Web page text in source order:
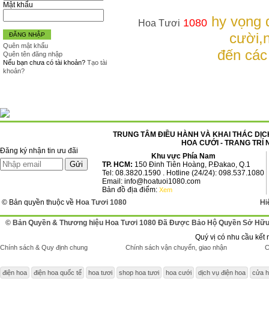
Mật khẩu
ĐĂNG NHẬP
Quên mật khẩu
Quên tên đăng nhập
Nếu bạn chưa có tài khoản? Tạo tài
khoản?
Hoa Tươi 1080 hy vọng
đến
Đăng ký nhận tin ưu đãi
TRUNG TÂM ĐIỀU HÀNH VÀ KHAI THÁC
HOA CƯỚI - TRANG TRÍ
Khu vực Phía Nam
TP. HCM: 150 Đinh Tiên Hoàng, P.Đakao, Q.1
Tel: 08.3820.1590 . Hotline (24/24): 098.537.1080
Email: info@hoatuoi1080.com
Bản đồ địa điểm: Xem
© Bản quyền thuộc về Hoa Tươi 1080
© Bản Quyền & Thương hiệu Hoa Tươi 1080 Đã Được Bảo Hộ Quyền Sở Hữu
Quý vị có nhu cầu kết
Chính sách & Quy định chung Chính sách vận chuyển, giao nhận
điện hoa điện hoa quốc tế hoa tươi shop hoa tươi hoa cưới dịch vụ điện hoa cửa